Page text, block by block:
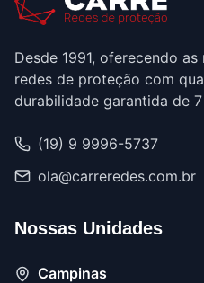
Desde 1991, oferecendo
redes de proteção com
durabilidade garantida de
(19) 9 9996-5737
ola@carreredes.com.br
Nossas Unidades
Campinas